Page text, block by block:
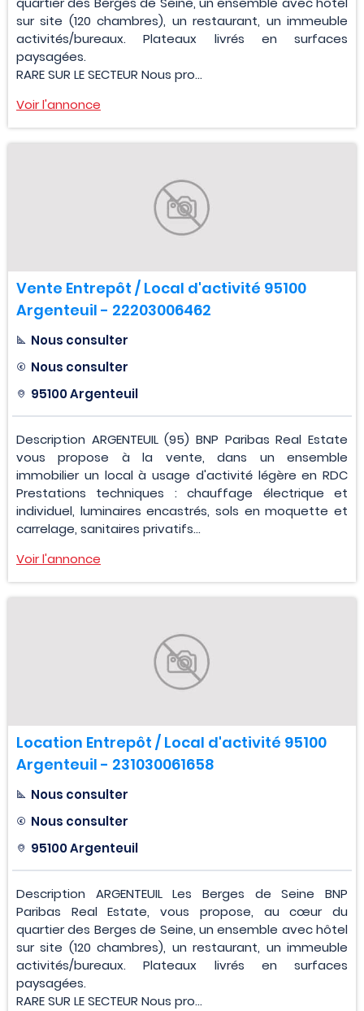
sur site (120 chambres), un restaurant, un immeuble
activités/bureaux. Plateaux livrés en surfaces
paysagées.
RARE SUR LE SECTEUR Nous pro...
Voir l'annonce
Vente Entrepôt / Local d'activité 95100
Argenteuil - 22203006462
Nous consulter
Nous consulter
95100 Argenteuil
Description ARGENTEUIL (95) BNP Paribas Real Estate
vous propose à la vente, dans un ensemble
immobilier un local à usage d'activité légère en RDC
Prestations techniques : chauffage électrique et
individuel, luminaires encastrés, sols en moquette et
carrelage, sanitaires privatifs...
Voir l'annonce
Location Entrepôt / Local d'activité 95100
Argenteuil - 231030061658
Nous consulter
Nous consulter
95100 Argenteuil
Description ARGENTEUIL Les Berges de Seine BNP
Paribas Real Estate, vous propose, au cœur du
quartier des Berges de Seine, un ensemble avec hôtel
sur site (120 chambres), un restaurant, un immeuble
activités/bureaux. Plateaux livrés en surfaces
paysagées.
RARE SUR LE SECTEUR Nous pro...